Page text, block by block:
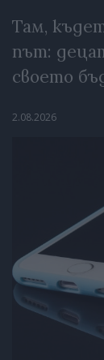
Там,
път:
своето
2.08.2026